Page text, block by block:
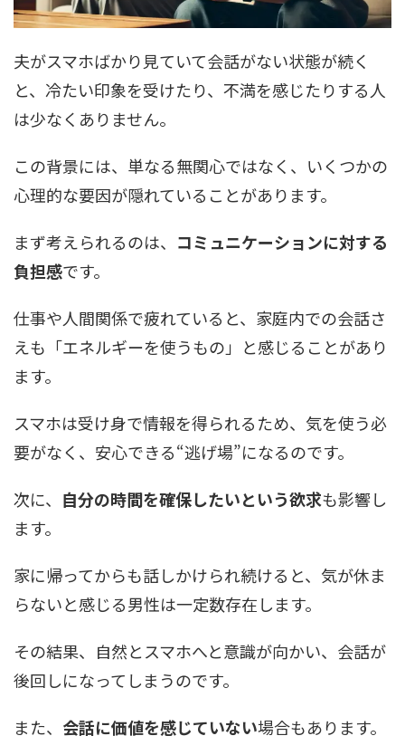
夫がスマホばかり見ていて会話がない状態が続く
と、冷たい印象を受けたり、不満を感じたりする人
は少なくありません。
この背景には、単なる無関心ではなく、いくつかの
心理的な要因が隠れていることがあります。
まず考えられるのは、 コミュニケーションに対する
負担感です。
仕事や人間関係で疲れていると、家庭内での会話さ
えも「エネルギーを使うもの」と感じることがあり
ます。
スマホは受け身で情報を得られるため、気を使う必
要がなく、安心できる“逃げ場”になるのです。
次に、 自分の時間を確保したいという欲求も影響し
ます。
家に帰ってからも話しかけられ続けると、気が休ま
らないと感じる男性は一定数存在します。
その結果、自然とスマホへと意識が向かい、会話が
後回しになってしまうのです。
また、 会話に価値を感じていない場合もあります。